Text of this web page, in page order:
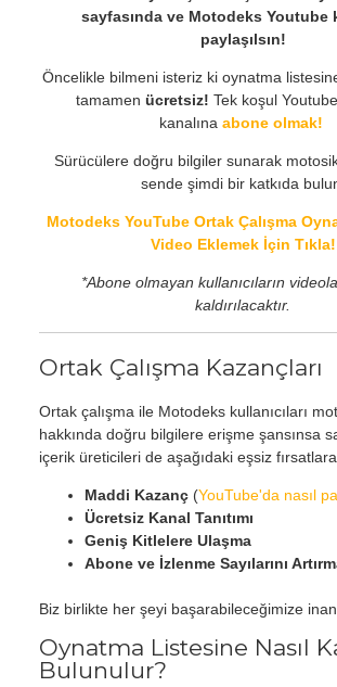
sayfasında ve Motodeks Youtube
paylaşılsın!
Öncelikle bilmeni isteriz ki oynatma
tamamen ücretsiz! Tek koşul
kanalına abone olmak!
Sürücülere doğru bilgiler sunarak
sende şimdi bir katkıda
Motodeks YouTube Ortak Çalışma
Video Eklemek İçin Tıkla!
*Abone olmayan kullanıcıların
kaldırılacaktır.
Ortak Çalışma Kazançları
Ortak çalışma ile Motodeks kullanıcıları
hakkında doğru bilgilere erişme şansınsa
içerik üreticileri de aşağıdaki eşsiz
Maddi Kazanç(YouTube'da nasıl
Ücretsiz Kanal Tanıtımı
Geniş Kitlelere Ulaşma
Abone ve İzlenme Sayılarını
Biz birlikte her şeyi başarabileceğimize
Oynatma Listesine Nasıl
Bulunulur?